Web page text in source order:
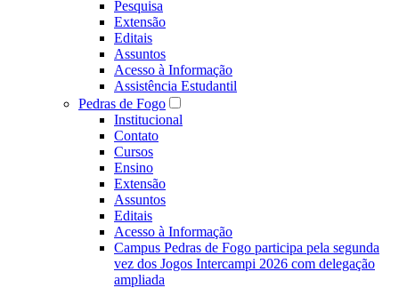
Pesquisa
Extensão
Editais
Assuntos
Acesso à Informação
Assistência Estudantil
Pedras de Fogo
Institucional
Contato
Cursos
Ensino
Extensão
Assuntos
Editais
Acesso à Informação
Campus Pedras de Fogo participa pela segunda
vez dos Jogos Intercampi 2026 com delegação
ampliada